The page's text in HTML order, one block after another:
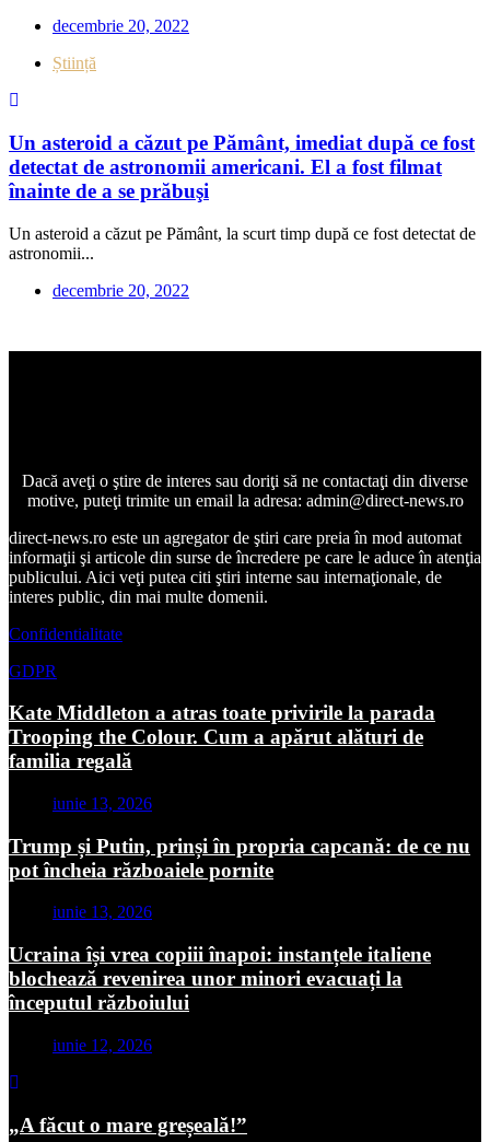
decembrie 20, 2022
Știință
Un asteroid a căzut pe Pământ, imediat după ce fost
detectat de astronomii americani. El a fost filmat
înainte de a se prăbuşi
Un asteroid a căzut pe Pământ, la scurt timp după ce fost detectat de
astronomii...
decembrie 20, 2022
Dacă aveţi o ştire de interes sau doriţi să ne contactaţi din diverse
motive, puteţi trimite un email la adresa: admin@direct-news.ro
direct-news.ro este un agregator de ştiri care preia în mod automat
informaţii şi articole din surse de încredere pe care le aduce în atenţia
publicului. Aici veţi putea citi ştiri interne sau internaţionale, de
interes public, din mai multe domenii.
Confidentialitate
GDPR
Kate Middleton a atras toate privirile la parada
Trooping the Colour. Cum a apărut alături de
familia regală
iunie 13, 2026
Trump și Putin, prinși în propria capcană: de ce nu
pot încheia războaiele pornite
iunie 13, 2026
Ucraina își vrea copiii înapoi: instanțele italiene
blochează revenirea unor minori evacuați la
începutul războiului
iunie 12, 2026
„A făcut o mare greșeală!”